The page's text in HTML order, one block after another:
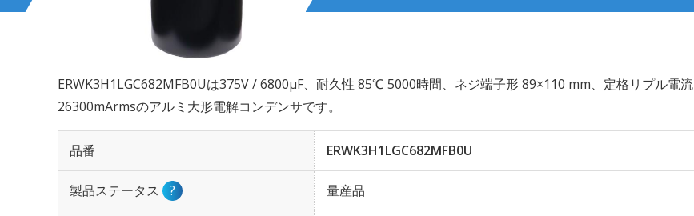
ERWK3H1LGC682MFB0Uは375V / 6800µF、耐久性 85℃ 5000時間、ネジ端子形 89×110 mm、定格リプル電流
26300mArmsのアルミ大形電解コンデンサです。
品番 ERWK3H1LGC682MFB0U
製品ステータス ? 量産品